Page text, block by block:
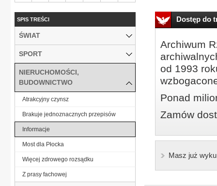
Dostęp do
Archiwum
od 1993
Ponad
Zamów
Masz już
SPIS TREŚCI
ŚWIAT
SPORT
NIERUCHOMOŚCI,
BUDOWNICTWO
Atrakcyjny czynsz
Brakuje jednoznacznych przepisów
Informacje
Most dla Płocka
Więcej zdrowego rozsądku
Z prasy fachowej